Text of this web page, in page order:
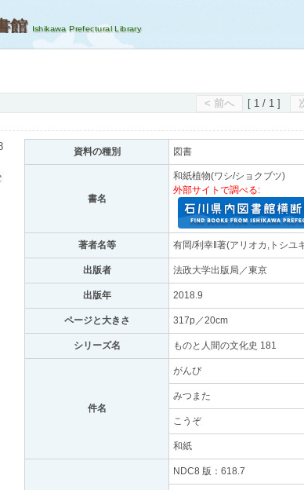
館
< 前へ [ 1 / 1 ]
資料の種別 図書
書名
和紙植物(ワシ/ショクブツ)
外部サイトで調べる:
著者名等 有岡/利幸‖著(アリオカ,トシユ
出版者 法政大学出版局／東京
出版年 2018.9
ページと大きさ 317p／20cm
シリーズ名 ものと人間の文化史 181
件名
がんぴ
みつまた
こうぞ
和紙
NDC8 版：618.7